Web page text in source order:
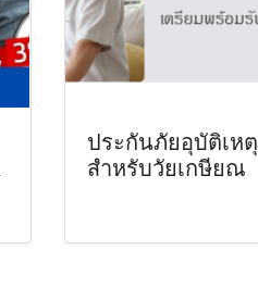
ประกันภัยอุบัติเหตุ
สำหรับวัยเกษียณ